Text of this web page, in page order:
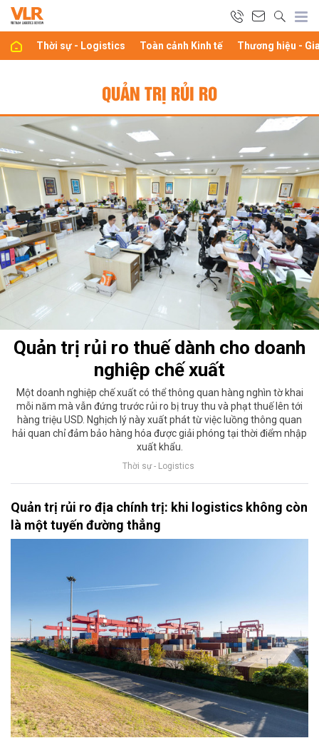
Thời sự - Logistics Toàn cảnh Kinh tế Thương hiệu -
QUẢN TRỊ RỦI RO
Quản trị rủi ro thuế dành cho doanh
nghiệp chế xuất
Một doanh nghiệp chế xuất có thể thông quan hàng nghìn tờ khai
mỗi năm mà vẫn đứng trước rủi ro bị truy thu và phạt thuế lên tới
hàng triệu USD. Nghịch lý này xuất phát từ việc luồng thông quan
hải quan chỉ đảm bảo hàng hóa được giải phóng tại thời điểm nhập
xuất khẩu.
Thời sự - Logistics
Quản trị rủi ro địa chính trị: khi logistics không còn
là một tuyến đường thẳng